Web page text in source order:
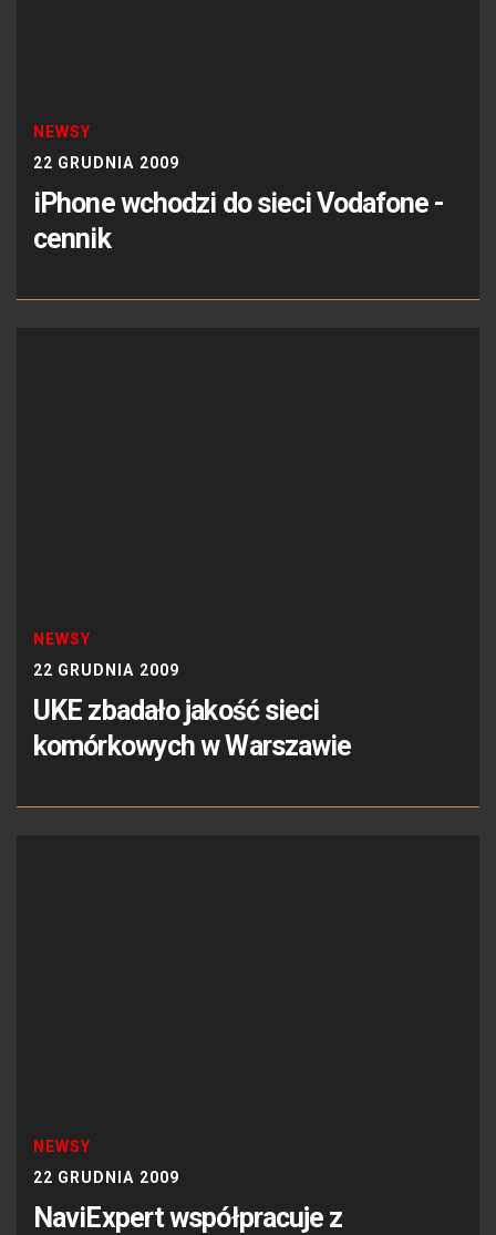
NEWSY
22 GRUDNIA 2009
iPhone wchodzi do sieci Vodafone -
cennik
NEWSY
22 GRUDNIA 2009
UKE zbadało jakość sieci
komórkowych w Warszawie
NEWSY
22 GRUDNIA 2009
NaviExpert współpracuje z